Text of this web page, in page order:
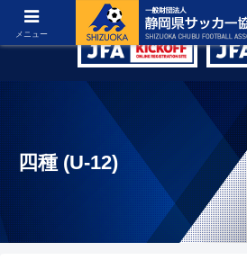
グラウンド紹介 リンク集
四種 (U-12)
メニュー